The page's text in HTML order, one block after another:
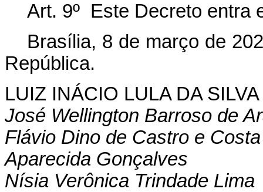
Art. 9º Este Decreto entra
Brasília, 8 de março de
República.
LUIZ INÁCIO LULA DA SILVA
José Wellington Barroso de
Flávio Dino de Castro e Costa
Aparecida Gonçalves
Nísia Verônica Trindade Lima